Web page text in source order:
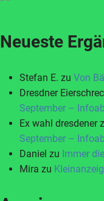
Neueste
Stefan E. zu Von
Dresdner
September –
Ex wahl dresdener
September –
Daniel zu Immer
Mira zu